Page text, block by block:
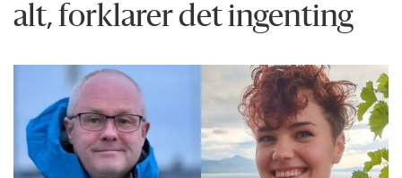
alt, forklarer det ingenting